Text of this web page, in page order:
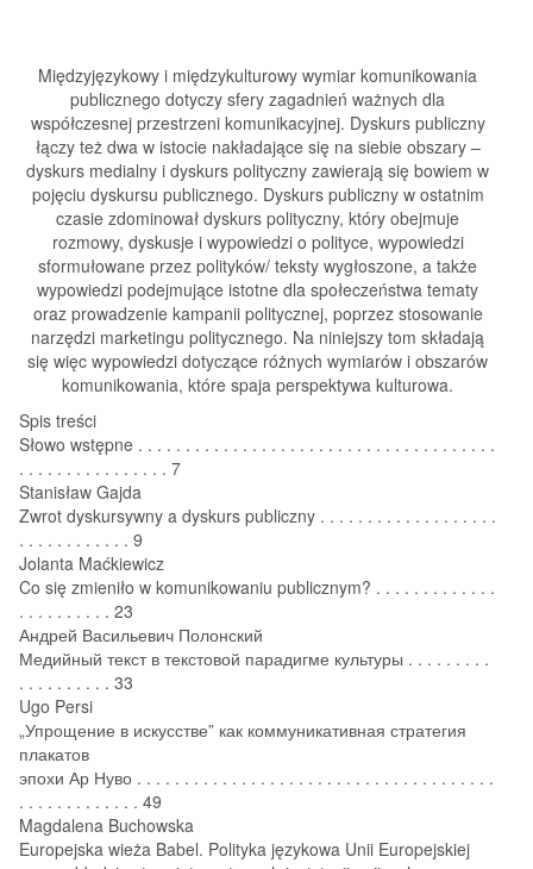
Międzyjęzykowy i międzykulturowy wymiar komunikowania
publicznego dotyczy sfery zagadnień ważnych dla
współczesnej przestrzeni komunikacyjnej. Dyskurs publiczny
łączy też dwa w istocie nakładające się na siebie obszary –
dyskurs medialny i dyskurs polityczny zawierają się bowiem w
pojęciu dyskursu publicznego. Dyskurs publiczny w ostatnim
czasie zdominował dyskurs polityczny, który obejmuje
rozmowy, dyskusje i wypowiedzi o polityce, wypowiedzi
sformułowane przez polityków/ teksty wygłoszone, a także
wypowiedzi podejmujące istotne dla społeczeństwa tematy
oraz prowadzenie kampanii politycznej, poprzez stosowanie
narzędzi marketingu politycznego. Na niniejszy tom składają
się więc wypowiedzi dotyczące różnych wymiarów i obszarów
komunikowania, które spaja perspektywa kulturowa.
Spis treści
Słowo wstępne . . . . . . . . . . . . . . . . . . . . . . . . . . . . . . . . . . . . . .
. . . . . . . . . . . . . . . . 7
Stanisław Gajda
Zwrot dyskursywny a dyskurs publiczny . . . . . . . . . . . . . . . . . . .
. . . . . . . . . . . . 9
Jolanta Maćkiewicz
Co się zmieniło w komunikowaniu publicznym? . . . . . . . . . . . . .
. . . . . . . . . . 23
Андрей Васильевич Полонский
Медийный текст в текстовой парадигме культуры . . . . . . . . .
. . . . . . . . . . 33
Ugo Persi
„Упрощение в искусстве” как коммуникативная стратегия
плакатов
эпохи Ар Нуво . . . . . . . . . . . . . . . . . . . . . . . . . . . . . . . . . . . . . .
. . . . . . . . . . . . . 49
Magdalena Buchowska
Europejska wieża Babel. Polityka językowa Unii Europejskiej